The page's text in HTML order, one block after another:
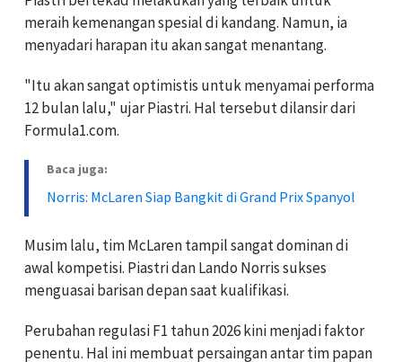
meraih kemenangan spesial di kandang. Namun, ia
menyadari harapan itu akan sangat menantang.
"Itu akan sangat optimistis untuk menyamai performa
12 bulan lalu," ujar Piastri. Hal tersebut dilansir dari
Formula1.com.
Baca juga:
Norris: McLaren Siap Bangkit di Grand Prix Spanyol
Musim lalu, tim McLaren tampil sangat dominan di
awal kompetisi. Piastri dan Lando Norris sukses
menguasai barisan depan saat kualifikasi.
Perubahan regulasi F1 tahun 2026 kini menjadi faktor
penentu. Hal ini membuat persaingan antar tim papan